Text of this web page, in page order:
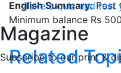
Take a quiz and test
Magazine
Subscribe to our print &
English Summary:Post
Minimum balance Rs
Related